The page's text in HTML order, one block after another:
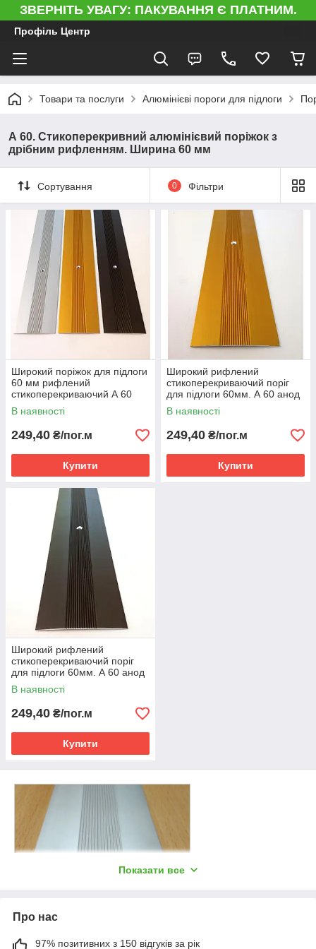
ЗВЕРНІТЬ УВАГУ: ПАКУВАННЯ Є ПЛАТНИМ.
Профіль Центр
Товари та послуги Алюмінієві пороги для підлоги
А 60. Стикоперекривний алюмінієвий поріжок з
дрібним рифленням. Ширина 60 мм
Сортування 0 Фільтри
Широкий поріжок для підлоги
60 мм рифлений
стикоперекриваючий А 60
анод
В наявності
249,40 ₴/пог.м
Купити
Широкий рифлений
стикоперекриваючий поріг
для підлоги 60мм. А 60 анод
Золото, 2.7 м
В наявності
249,40 ₴/пог.м
Купити
Широкий рифлений
стикоперекриваючий поріг
для підлоги 60мм. А 60 анод
Бронза, 2.7 м
В наявності
249,40 ₴/пог.м
Купити
Показати все
Про нас
97% позитивних з 150 відгуків за рік